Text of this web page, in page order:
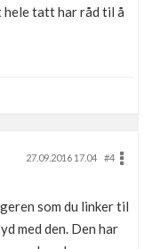
hele tatt har råd til å
27.09.2016 17.04
#4
som du linker til
med den. Den har